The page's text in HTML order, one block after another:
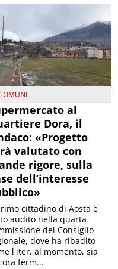
al
Dora, il
«Progetto
valutato con
rigore, sulla
dell’interesse
cittadino di Aosta è
audito nella quarta
del Consiglio
dove ha ribadito
l'iter, al momento, sia
ferm...